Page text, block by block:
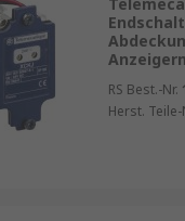
sollten SieRS Best.-Nr.
Herst. Teile-